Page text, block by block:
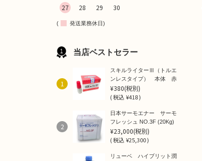
27
28 29 30
( 発送業務休日)
当店ベストセラー
1
スキルライターⅢ（トルエ
ンレスタイプ） 本体 赤
¥380(税別)
(税込¥418 )
2
日本サーモエナー サーモ
フレッシュ NO.3F (20Kg)
¥23,000(税別)
(税込¥25,300 )
リューベ ハイブリット潤